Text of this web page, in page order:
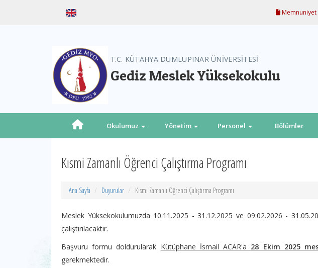
T.C. KÜTAHYA DUMLUPINAR ÜNİVERSİTESİ
Gediz Meslek Yüksekokulu
Okulumuz Yönetim Personel Bölümler
Kısmi Zamanlı Öğrenci Çalıştırma Programı
Ana Sayfa Duyurular Kısmi Zamanlı Öğrenci Çalıştırma Programı
Meslek Yüksekokulumuzda 10.11.2025 - 31.12.2025 ve 09.02.2026 -
çalıştırılacaktır.
Başvuru formu doldurularak Kütüphane İsmail ACAR'a 28 Ekim 2025
gerekmektedir.